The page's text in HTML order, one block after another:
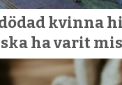
kvinna
ska ha varit